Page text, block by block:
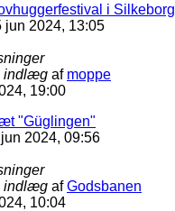
i Silkeborg
jun 2024, 13:05
indlæg af moppe
19:00
"Güglingen"
2024, 09:56
indlæg afGodsbanen
10:04